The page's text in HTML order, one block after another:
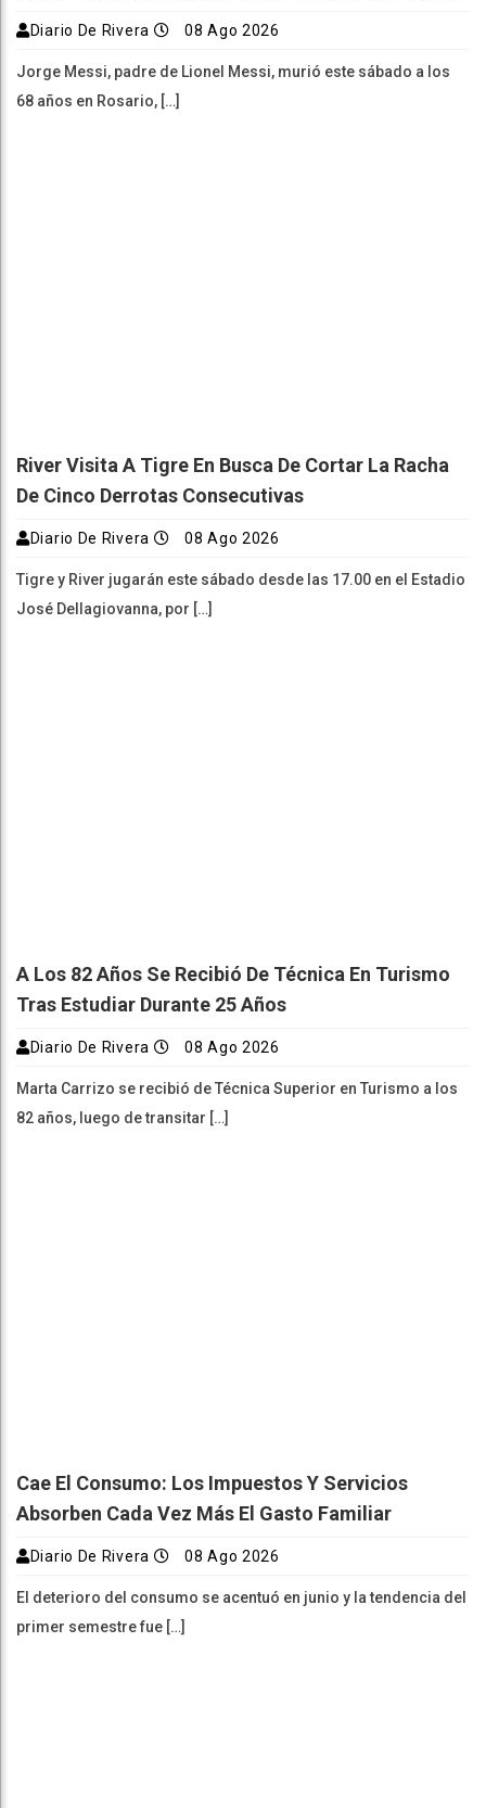
Diario De Rivera 08 Ago 2026
Jorge Messi, padre de Lionel Messi, murió este sábado a los
68 años en Rosario, […]
River Visita A Tigre En Busca De Cortar La Racha
De Cinco Derrotas Consecutivas
Diario De Rivera 08 Ago 2026
Tigre y River jugarán este sábado desde las 17.00 en el Estadio
José Dellagiovanna, por […]
A Los 82 Años Se Recibió De Técnica En Turismo
Tras Estudiar Durante 25 Años
Diario De Rivera 08 Ago 2026
Marta Carrizo se recibió de Técnica Superior en Turismo a los
82 años, luego de transitar […]
Cae El Consumo: Los Impuestos Y Servicios
Absorben Cada Vez Más El Gasto Familiar
Diario De Rivera 08 Ago 2026
El deterioro del consumo se acentuó en junio y la tendencia del
primer semestre fue […]